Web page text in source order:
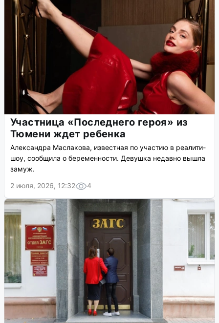
Участница «Последнего героя» из
Тюмени ждет ребенка
Александра Маслакова, известная по участию в реалити-
шоу, сообщила о беременности. Девушка недавно вышла
замуж.
2 июля, 2026, 12:32
4